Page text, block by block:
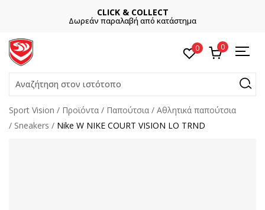
CLICK & COLLECT
Δωρεάν παραλαβή από κατάστημα
0 0
Αναζήτηση στον ιστότοπο
Sport Vision Προϊόντα Παπούτσια
Αθλητικά παπούτσια
Sneakers
Nike W NIKE COURT VISION LO TRND